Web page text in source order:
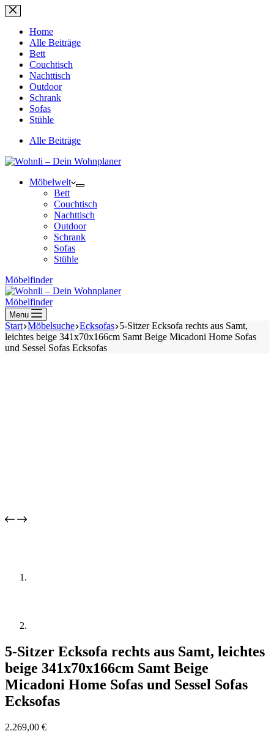
Zum
springenHome
Alle Beiträge
Bett
Couchtisch
Nachttisch
Outdoor
Schrank
Sofas
Stühle
Alle Beiträge
Möbelwelt
Bett
Couchtisch
Nachttisch
Outdoor
Schrank
Sofas
Stühle
Möbelfinder
Möbelfinder
Menu
Start Möbelsuche Ecksofas 5-Sitzer Ecksofa rechts aus Samt,
leichtes beige 341x70x166cm Samt Beige Micadoni Home Sofas
und Sessel Sofas Ecksofas
5-Sitzer Ecksofa rechts aus Samt, leichtes
beige 341x70x166cm Samt Beige
Micadoni Home Sofas und Sessel Sofas
Ecksofas
2.269,00 €